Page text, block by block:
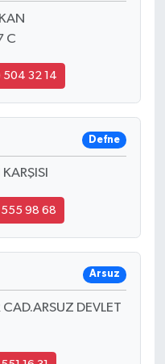
C
504 32 14
Defne
555 98 68
Arsuz
DEVLET